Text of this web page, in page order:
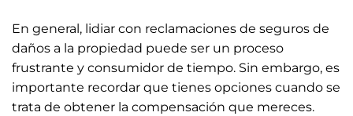
En general, lidiar con reclamaciones de seguros de
daños a la propiedad puede ser un proceso
frustrante y consumidor de tiempo. Sin embargo, es
importante recordar que tienes opciones cuando se
trata de obtener la compensación que mereces.